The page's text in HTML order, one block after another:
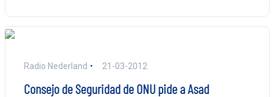
Radio Nederland 21-03-2012
Consejo de Seguridad de ONU pide a Asad